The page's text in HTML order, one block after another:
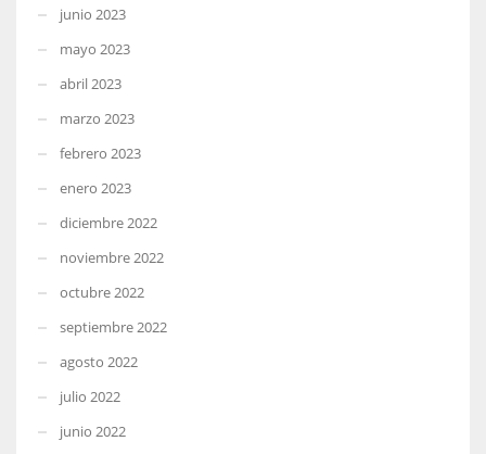
junio 2023
mayo 2023
abril 2023
marzo 2023
febrero 2023
enero 2023
diciembre 2022
noviembre 2022
octubre 2022
septiembre 2022
agosto 2022
julio 2022
junio 2022